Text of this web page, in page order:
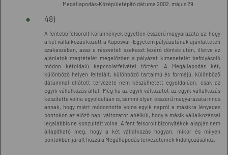
Megállapodás-Középületépítő dátuma 2002. május 29.
48)
A fentebb felsorolt körülmények egyetlen ésszerű magyarázata az, hogy
a két vállalkozás között a Kaposvári Egyetem pályázatának ajánlattételi
szakaszában, azaz a részvételi szakaszt lezáró döntés után, illetve az
ajánlatok megtételét megelőzően a pályázat kimenetelét befolyásoló
módon kétoldalú kapcsolatfelvétel történt. A Megállapodás két,
különböző helyen feltalált, különböző tartalmú és formájú, különböző
dátummal ellátott tervezete nem készülhetett egyoldalúan, csak az
egyik vállalkozás által. Még ha az egyik változatot az egyik vállalkozás
készítette volna egyoldalúan is, semmi olyan ésszerű magyarázata nincs
annak, hogy miért módosította volna egyik napról a másikra lényeges
pontokon az előző napi változatot anélkül, hogy a másik vállalkozással
legalábbis ne konzultált volna. A fent felsorolt bizonyítékok alapján nem
állapítható meg, hogy a két vállalkozás hogyan, mikor és milyen
pontokban járult hozzá a Megállapodás tervezeteinek kidolgozásához.